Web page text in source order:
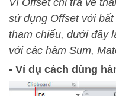
Vì Offset chỉ trả về
sử dụng Offset với
tham chiếu, dưới đây
với các hàm Sum,
- Ví dụ cách dùng